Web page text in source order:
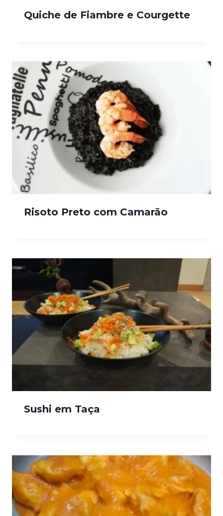
Quiche de Fiambre e Courgette
Risoto Preto com Camarão
Sushi em Taça